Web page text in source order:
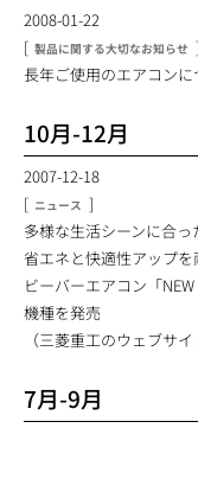
2008-01-22
[ 製品に関する大切なお知らせ ]
長年ご使用のエアコン
10月-12月
2007-12-18
[ ニュース ]
多様な生活シーンに合
省エネと快適性アップを
ビーバーエアコン「
機種を発売
（三菱重工のウェブサ
7月-9月